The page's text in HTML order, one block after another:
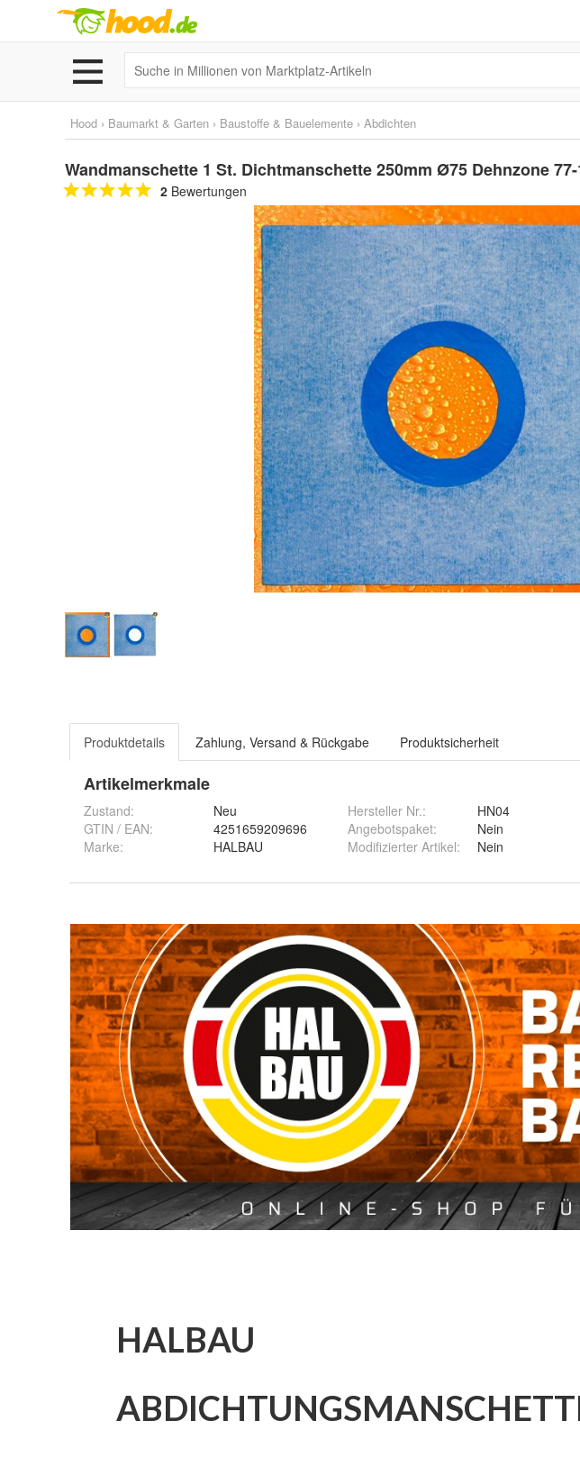
Hood › Baumarkt & Garten › Baustoffe & Bauelemente › Abdichten
Wandmanschette 1 St. Dichtmanschette 250mm Ø75 Dehnzone
2 Bewertungen
Produktdetails Zahlung, Versand & Rückgabe Produktsicherheit
Artikelmerkmale
Zustand:
Neu
GTIN / EAN:
4251659209696
Marke:
HALBAU
Hersteller Nr.:
HN04
Angebotspaket:
Nein
Modifizierter Artikel: Nein